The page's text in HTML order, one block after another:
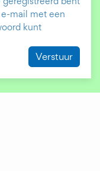
mail met een
kunt